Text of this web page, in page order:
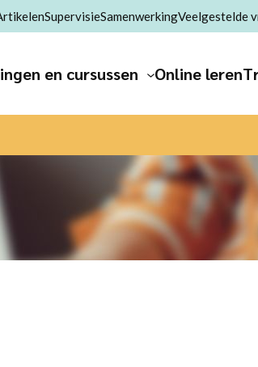
SupervisieSamenwerkingVeelgestelde
en cursussen Online leren